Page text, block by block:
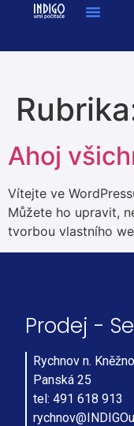
Ahoj
Vítejte ve
Můžete ho upravit,
tvorbou vlastního
Prodej -
Rychnov n.
Panská 25
tel: 491 618 913